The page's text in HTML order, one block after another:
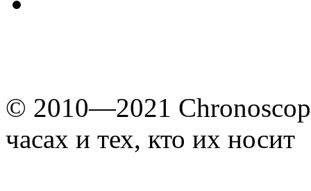
© 2010—2021
часах и тех, кто их носит